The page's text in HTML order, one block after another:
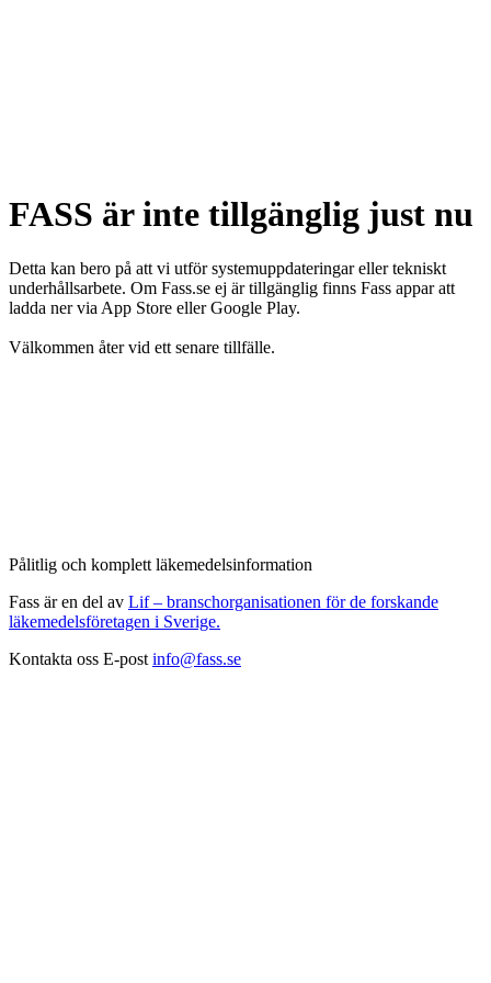
FASS är inte tillgänglig just nu
Detta kan bero på att vi utför systemuppdateringar eller tekniskt
underhållsarbete. Om Fass.se ej är tillgänglig finns Fass appar att
ladda ner via App Store eller Google Play.
Välkommen åter vid ett senare tillfälle.
Pålitlig och komplett läkemedelsinformation
Fass är en del av Lif – branschorganisationen för de forskande
läkemedelsföretagen i Sverige.
Kontakta oss E-post info@fass.se